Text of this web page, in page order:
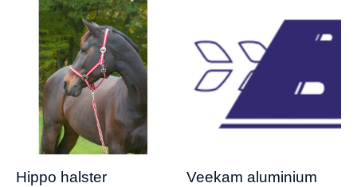
Hippo halster
Veekam aluminium